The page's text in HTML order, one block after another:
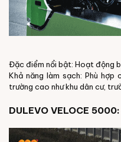
Đặc điểm nổi bật: Hoạt động
Khả năng làm sạch: Phù
trường cao như khu dân cư,
DULEVO VELOCE 5000: